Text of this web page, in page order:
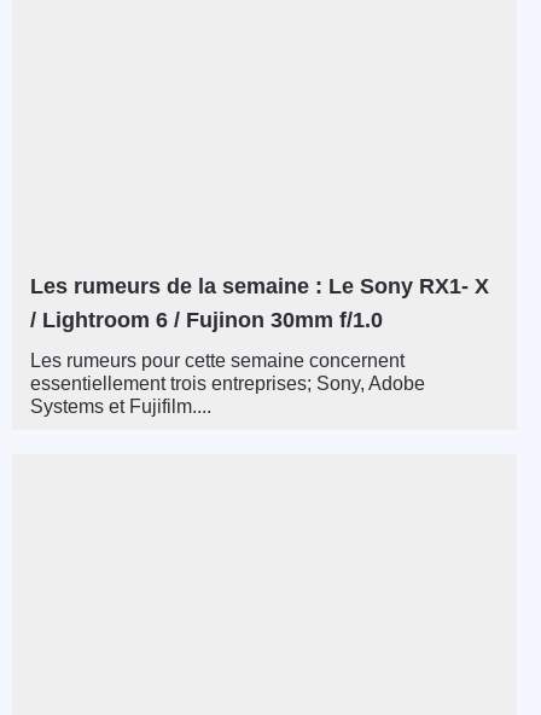
Les rumeurs de la semaine : Le Sony RX1- X
/ Lightroom 6 / Fujinon 30mm f/1.0
Les rumeurs pour cette semaine concernent
essentiellement trois entreprises; Sony, Adobe
Systems et Fujifilm....